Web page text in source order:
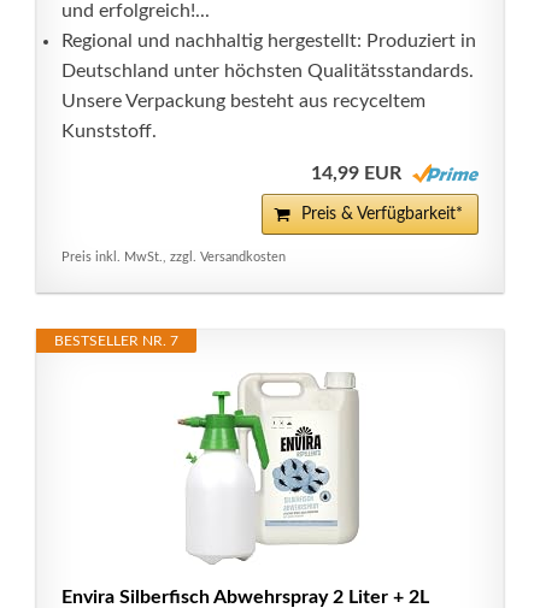
und erfolgreich!...
Regional und nachhaltig hergestellt: Produziert in
Deutschland unter höchsten Qualitätsstandards.
Unsere Verpackung besteht aus recyceltem
Kunststoff.
14,99 EUR
Preis & Verfügbarkeit*
Preis inkl. MwSt., zzgl. Versandkosten
BESTSELLER NR. 7
Envira Silberfisch Abwehrspray 2 Liter + 2L